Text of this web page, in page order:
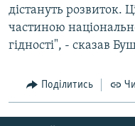
дістануть розвиток.
частиною
гідності", - сказав
Поділитись